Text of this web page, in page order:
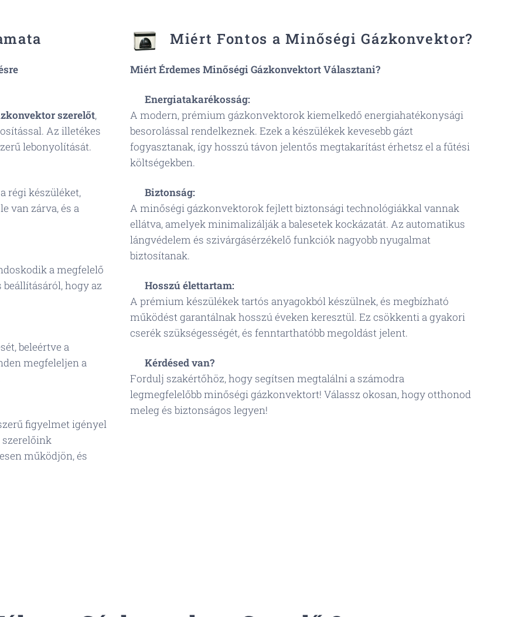
szerelőt,
Az illetékes
lebonyolítását.
régi készüléket,
van zárva, és a
a megfelelő
hogy az
beleértve a
megfeleljen a
figyelmet igényel
szerelőink
működjön, és
Miért Fontos a Minőségi Gázkonvektor?
Miért Érdemes Minőségi Gázkonvektort Választani?
Energiatakarékosság:
A modern, prémium gázkonvektorok kiemelkedő energiahatékonysági
besorolással rendelkeznek. Ezek a készülékek kevesebb gázt
fogyasztanak, így hosszú távon jelentős megtakarítást érhetsz el a fűtési
költségekben.
Biztonság:
A minőségi gázkonvektorok fejlett biztonsági technológiákkal vannak
ellátva, amelyek minimalizálják a balesetek kockázatát. Az automatikus
lángvédelem és szivárgásérzékelő funkciók nagyobb nyugalmat
biztosítanak.
Hosszú élettartam:
A prémium készülékek tartós anyagokból készülnek, és megbízható
működést garantálnak hosszú éveken keresztül. Ez csökkenti a gyakori
cserék szükségességét, és fenntarthatóbb megoldást jelent.
Kérdésed van?
Fordulj szakértőhöz, hogy segítsen megtalálni a számodra
legmegfelelőbb minőségi gázkonvektort! Válassz okosan, hogy otthonod
meleg és biztonságos legyen! 😊